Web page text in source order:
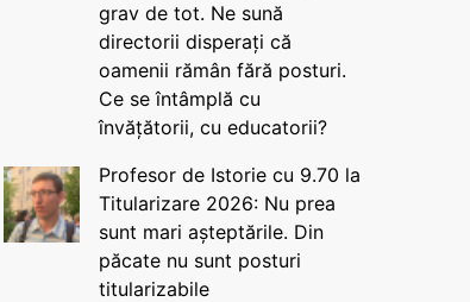
grav de tot. Ne sună
directorii disperați că
oamenii rămân fără posturi.
Ce se întâmplă cu
învățătorii, cu educatorii?
Profesor de Istorie cu 9.70 la
Titularizare 2026: Nu prea
sunt mari așteptările. Din
păcate nu sunt posturi
titularizabile